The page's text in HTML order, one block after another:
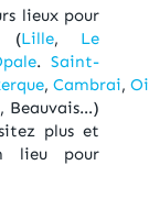
lieux pour
(Lille, Le
.Saint-
, Cambrai,
Beauvais…)
plus et
lieu pour